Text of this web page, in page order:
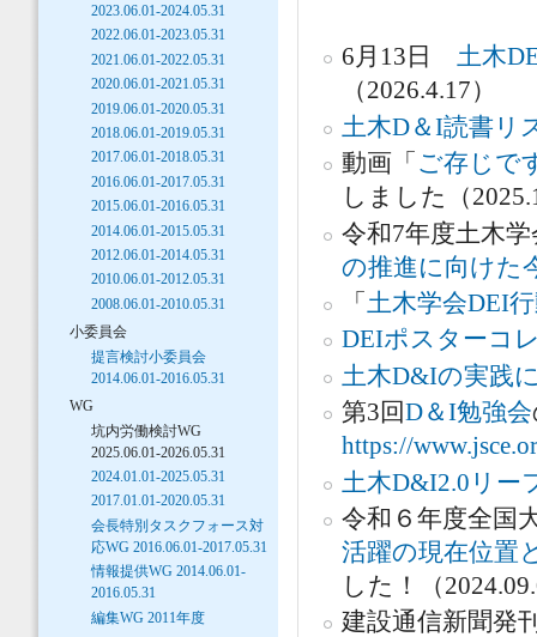
2023.06.01-2024.05.31
2022.06.01-2023.05.31
2021.06.01-2022.05.31
2020.06.01-2021.05.31
2019.06.01-2020.05.31
2018.06.01-2019.05.31
2017.06.01-2018.05.31
2016.06.01-2017.05.31
2015.06.01-2016.05.31
2014.06.01-2015.05.31
2012.06.01-2014.05.31
2010.06.01-2012.05.31
2008.06.01-2010.05.31
小委員会
提言検討小委員会
2014.06.01-2016.05.31
WG
坑内労働検討WG
2025.06.01-2026.05.31
2024.01.01-2025.05.31
2017.01.01-2020.05.31
会長特別タスクフォース対
応WG 2016.06.01-2017.05.31
情報提供WG 2014.06.01-
2016.05.31
編集WG 2011年度
6月13日 土木
（2026.4.17）
土木D＆I読書リ
動画「 ご存じで
しました（
令和7年度土木
の推進に向けた
「 土木学会DEI
DEIポスターコ
土木D&Iの実践
第3回D＆I勉強会
https://
土木D&I2.0リー
令和６年度全国
活躍の現在位置
した！（
建設通信新聞発